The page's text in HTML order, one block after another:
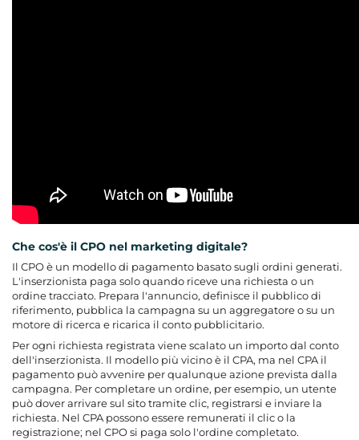
Che cos'è il CPO nel marketing digitale?
Il CPO è un modello di pagamento basato sugli ordini generati.
L'inserzionista paga solo quando riceve una richiesta o un
ordine tracciato. Prepara l'annuncio, definisce il pubblico di
riferimento, pubblica la campagna su un aggregatore o su un
motore di ricerca e ricarica il conto pubblicitario.
Per ogni richiesta registrata viene scalato un importo dal conto
dell'inserzionista. Il modello più vicino è il CPA, ma nel CPA il
pagamento può avvenire per qualunque azione prevista dalla
campagna. Per completare un ordine, per esempio, un utente
può dover arrivare sul sito tramite clic, registrarsi e inviare la
richiesta. Nel CPA possono essere remunerati il clic o la
registrazione; nel CPO si paga solo l'ordine completato.